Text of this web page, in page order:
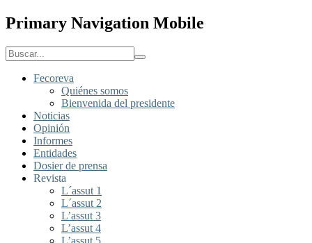
Primary Navigation Mobile
Fecoreva
Quiénes somos
Bienvenida del presidente
Noticias
Opinión
Informes
Entidades
Dosier de prensa
Revista
L´assut 1
L´assut 2
L’assut 3
L’assut 4
L’assut 5